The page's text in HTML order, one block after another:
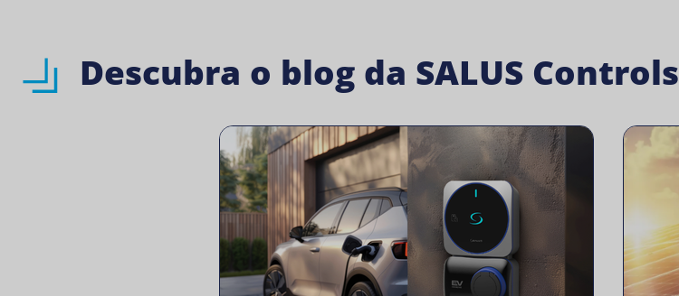
Descubra o blog da SALUS Controls